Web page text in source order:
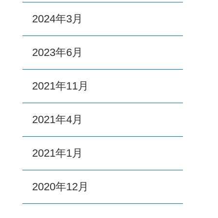
2024年3月
2023年6月
2021年11月
2021年4月
2021年1月
2020年12月